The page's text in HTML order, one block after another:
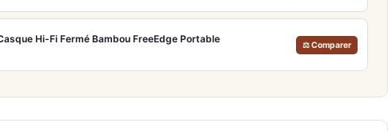
Hi-Fi Fermé Bambou FreeEdge Portable
⚖ Comparer